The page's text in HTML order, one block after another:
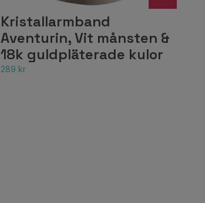
Kristallarmband
Aventurin, Vit månsten &
18k guldpläterade kulor
289 kr